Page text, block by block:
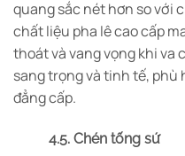
quang sắc nét hơn so với
chất liệu pha lê cao cấp
thoát và vang vọng khi va
sang trọng và tinh tế,
đẳng cấp.
4.5. Chén tống sứ